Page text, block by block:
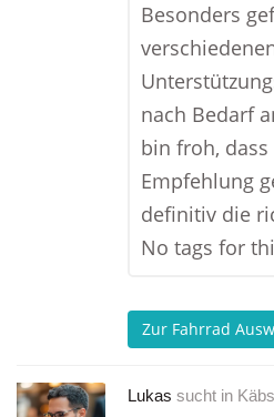
Besonders
nach Bedarf
bin froh,
Empfehlung
definitiv die
No tags for
Zur Fahrrad
Lukas sucht in